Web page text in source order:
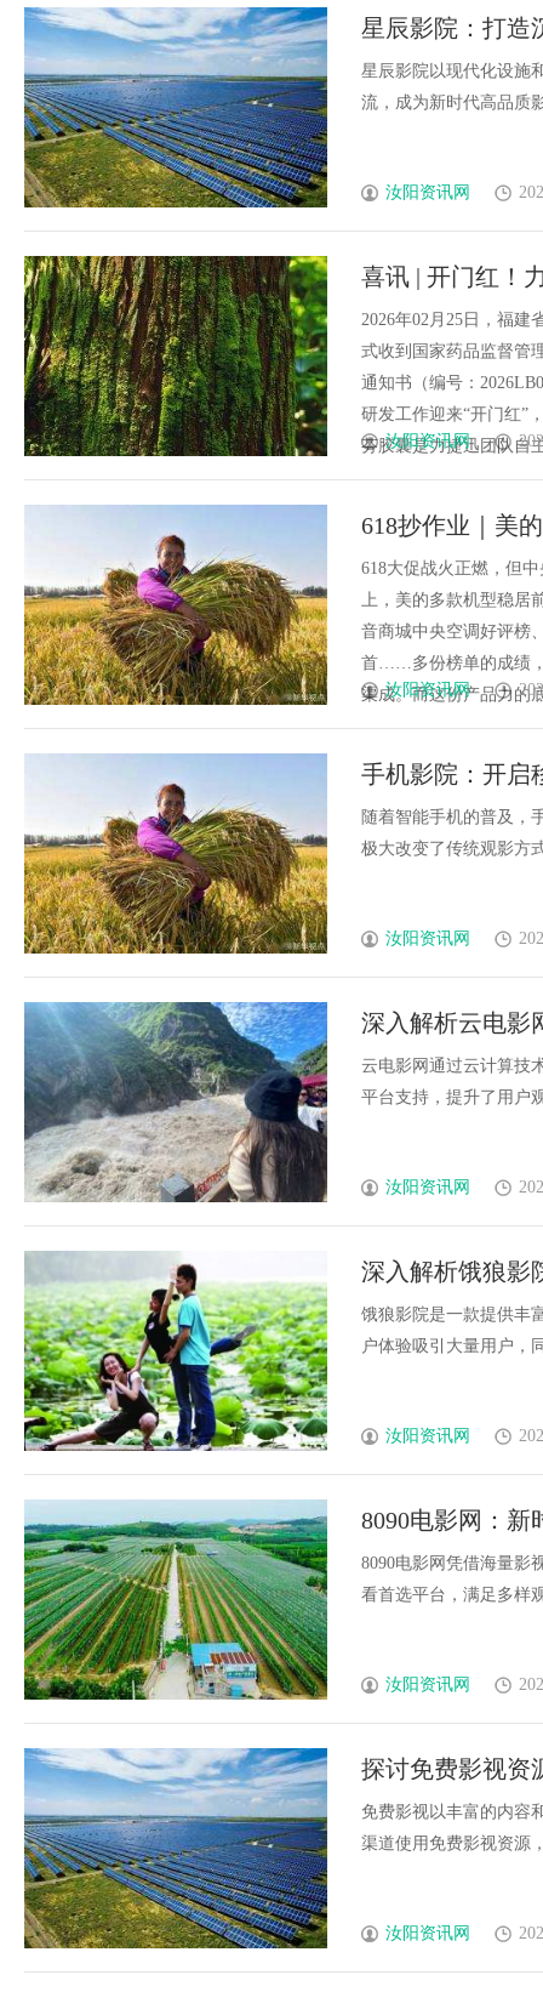
星辰影院：打造
星辰影院以现代化设施
流，成为新时代高品质
汝阳资讯网
喜讯 | 开门红！
批件
2026年02月25日，福建
式收到国家药品监督管
通知书（编号：
研发工作迎来“开门红”
芬胶囊是力捷迅团队自
汝阳资讯网
618抄作业｜美
的美享家双重除
618大促战火正燃，但
上，美的多款机型稳居
音商城中央空调好评榜
首……多份榜单的成绩
渠成。而这份产品力的
汝阳资讯网
手机影院：开启
随着智能手机的普及，
极大改变了传统观影方
汝阳资讯网
深入解析云电影
云电影网通过云计算技
平台支持，提升了用户
汝阳资讯网
深入解析饿狼影
饿狼影院是一款提供丰
户体验吸引大量用户，
汝阳资讯网
8090电影网：新
8090电影网凭借海量影
看首选平台，满足多样
汝阳资讯网
探讨免费影视资
免费影视以丰富的内容
渠道使用免费影视资源
汝阳资讯网